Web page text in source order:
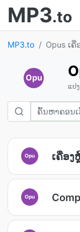
MP3.to
MP3.to Opus ເຄື່
Opu
ແປ
Opu ເຄື່ອງ
Opu